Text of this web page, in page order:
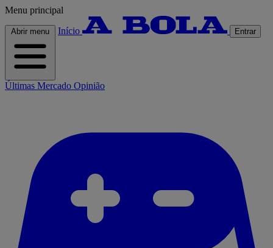
Menu principal
Abrir menu Início Entrar
Últimas Mercado Opinião